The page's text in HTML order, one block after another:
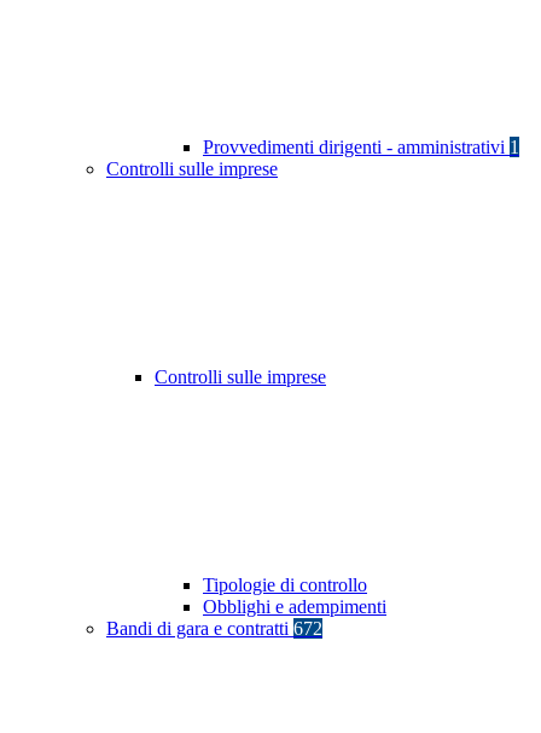
Provvedimenti dirigenti - amministrativi 1
Controlli sulle imprese
Controlli sulle imprese
Tipologie di controllo
Obblighi e adempimenti
Bandi di gara e contratti 672